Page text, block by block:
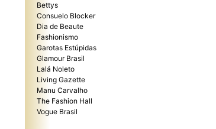
Bettys
Consuelo Blocker
Dia de Beaute
Fashionismo
Garotas Estúpidas
Glamour Brasil
Lalá Noleto
Living Gazette
Manu Carvalho
The Fashion Hall
Vogue Brasil